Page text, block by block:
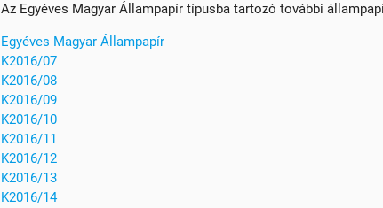
Az Egyéves Magyar Állampapír típusba tartozó további
Egyéves Magyar Állampapír
K2016/07
K2016/08
K2016/09
K2016/10
K2016/11
K2016/12
K2016/13
K2016/14